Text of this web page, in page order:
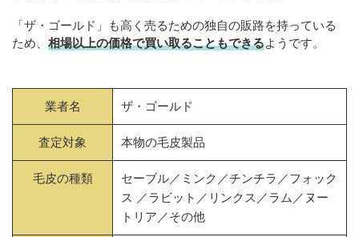
「ザ・ゴールド」も高く売るための独自の販路を持っている
ため、 相場以上の価格で買い取ることもできるようです。
業者名 ザ・ゴールド
査定対象 本物の毛皮製品
毛皮の種類
セーブル／ミンク／チンチラ／フォック
ス ／ラビット／リンクス／ラム／ヌー
トリア／その他